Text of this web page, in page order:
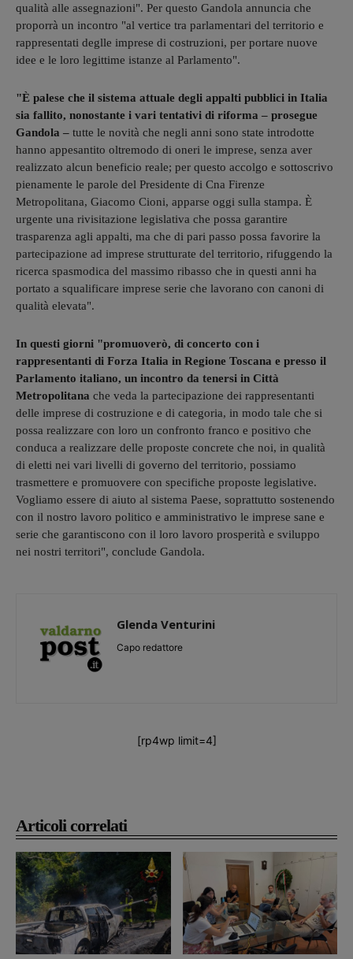
Articoli correlati
qualità alle assegnazioni". Per questo Gandola annuncia che
proporrà un incontro "al vertice tra parlamentari del territorio e
rappresentati deglle imprese di costruzioni, per portare nuove
idee e le loro legittime istanze al Parlamento".
"È palese che il sistema attuale degli appalti pubblici in Italia
sia fallito, nonostante i vari tentativi di riforma – prosegue
Gandola – tutte le novità che negli anni sono state introdotte
hanno appesantito oltremodo di oneri le imprese, senza aver
realizzato alcun beneficio reale; per questo accolgo e sottoscrivo
pienamente le parole del Presidente di Cna Firenze
Metropolitana, Giacomo Cioni, apparse oggi sulla stampa. È
urgente una rivisitazione legislativa che possa garantire
trasparenza agli appalti, ma che di pari passo possa favorire la
partecipazione ad imprese strutturate del territorio, rifuggendo la
ricerca spasmodica del massimo ribasso che in questi anni ha
portato a squalificare imprese serie che lavorano con canoni di
qualità elevata".
In questi giorni "promuoverò, di concerto con i
rappresentanti di Forza Italia in Regione Toscana e presso il
Parlamento italiano, un incontro da tenersi in Città
Metropolitana che veda la partecipazione dei rappresentanti
delle imprese di costruzione e di categoria, in modo tale che si
possa realizzare con loro un confronto franco e positivo che
conduca a realizzare delle proposte concrete che noi, in qualità
di eletti nei vari livelli di governo del territorio, possiamo
trasmettere e promuovere con specifiche proposte legislative.
Vogliamo essere di aiuto al sistema Paese, soprattutto sostenendo
con il nostro lavoro politico e amministrativo le imprese sane e
serie che garantiscono con il loro lavoro prosperità e sviluppo
nei nostri territori", conclude Gandola.
Glenda Venturini
Capo redattore
[rp4wp limit=4]